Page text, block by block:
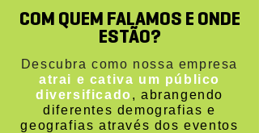
COM QUEM FALAMOS E ONDE
ESTÃO?
Descubra como nossa empresa
atrai e cativa um público
diversificado , abrangendo
diferentes demografias e
geografias através dos eventos